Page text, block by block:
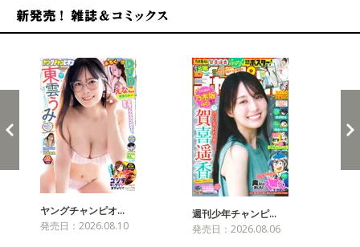
ヤングチャンピオ…
発売日：2026.08.10
週刊少年チャンピ…
発売日：2026.08.06